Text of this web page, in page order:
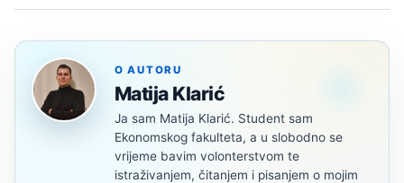
O AUTORU
Matija Klarić
Ja sam Matija Klarić. Student sam
Ekonomskog fakulteta, a u slobodno se
vrijeme bavim volonterstvom te
istraživanjem, čitanjem i pisanjem o mojim